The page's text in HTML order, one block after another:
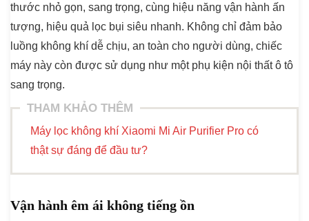
thước nhỏ gọn, sang trọng, cùng hiệu năng vận hành ấn
tượng, hiệu quả lọc bụi siêu nhanh. Không chỉ đảm bảo
luồng không khí dễ chịu, an toàn cho người dùng, chiếc
máy này còn được sử dụng như một phụ kiện nội thất ô tô
sang trọng.
THAM KHẢO THÊM
Máy lọc không khí Xiaomi Mi Air Purifier Pro có
thật sự đáng để đầu tư?
Vận hành êm ái không tiếng ồn